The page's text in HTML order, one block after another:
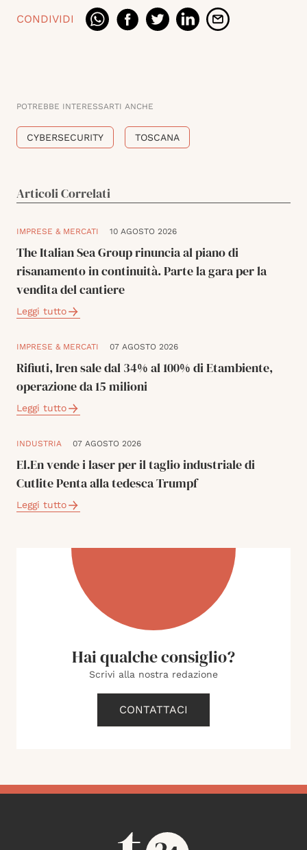
CONDIVIDI
POTREBBE INTERESSARTI ANCHE
CYBERSECURITY TOSCANA
Articoli Correlati
IMPRESE & MERCATI 10 AGOSTO 2026
The Italian Sea Group rinuncia al piano di
risanamento in continuità. Parte la gara per la
vendita del cantiere
Leggi tutto
IMPRESE & MERCATI 07 AGOSTO 2026
Rifiuti, Iren sale dal 34% al 100% di Etambiente,
operazione da 15 milioni
Leggi tutto
INDUSTRIA 07 AGOSTO 2026
El.En vende i laser per il taglio industriale di
Cutlite Penta alla tedesca Trumpf
Leggi tutto
Hai qualche consiglio?
Scrivi alla nostra redazione
CONTATTACI